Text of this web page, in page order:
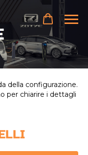
IT
della configurazione.
per chiarire i dettagli